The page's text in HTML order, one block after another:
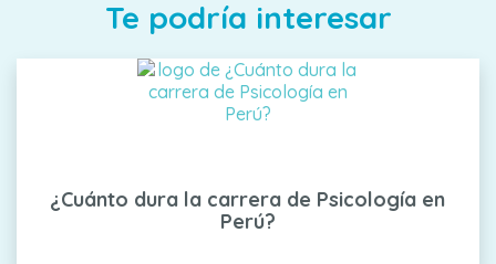
Te podría interesar
¿Cuánto dura la carrera de Psicología en
Perú?